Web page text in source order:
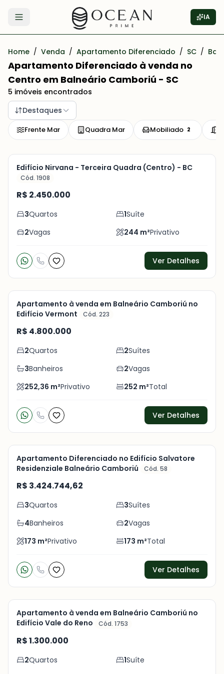
Abrir menu IA
Home / Venda / Apartamento Diferenciado / SC /
Apartamento Diferenciado à venda no
Centro em Balneário Camboriú - SC
5 imóveis encontrados
Destaques
Frente Mar Quadra Mar Mobiliado 2
Veja
+16
fotos
Mobiliado Pronto para Morar Sacada
Edifício Nirvana - Terceira Quadra (Centro) - BC
Cód. 1908
R$ 2.450.000
3Quartos 1Suíte
2Vagas 244 m²Privativo
Ver Detalhes
Veja
+19
fotos
Apartamento à venda em Balneário Camboriú no
Edifício Vermont
Cód. 223
R$ 4.800.000
2Quartos 2Suítes
3Banheiros 2Vagas
252,36 m²Privativo 252 m²Total
Ver Detalhes
Veja
+28
fotos
Pronto para Morar Sacada
Apartamento Diferenciado no Edifício Salvatore
Residenziale Balneário Camboriú
Cód. 58
R$ 3.424.744,62
3Quartos 3Suítes
4Banheiros 2Vagas
173 m²Privativo 173 m²Total
Ver Detalhes
Veja
+24
Pronto para Morar
Apartamento à venda em Balneário Camboriú no
Edifício Vale do Reno
Cód. 1753
R$ 1.300.000
2Quartos 1Suíte